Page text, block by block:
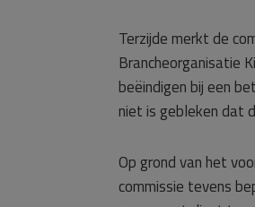
Terzijde merkt de
Brancheorganisatie
beëindigen bij een
niet is gebleken dat
Op grond van het
commissie tevens